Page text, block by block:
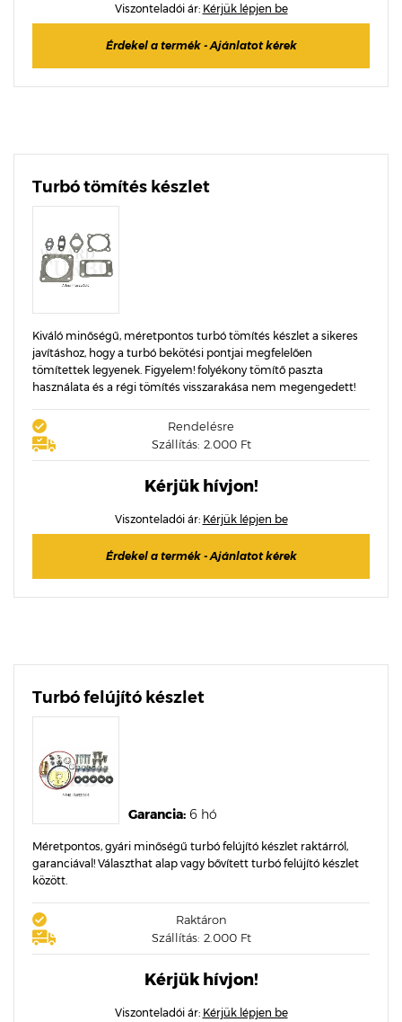
Viszonteladói ár: Kérjük lépjen be
Érdekel a termék - Ajánlatot kérek
Turbó tömítés készlet
Kiváló minőségű, méretpontos turbó tömítés készlet a sikeres
javításhoz, hogy a turbó bekötési pontjai megfelelően
tömítettek legyenek. Figyelem! folyékony tömítő paszta
használata és a régi tömítés visszarakása nem megengedett!
Rendelésre
Szállítás: 2.000 Ft
Kérjük hívjon!
Viszonteladói ár: Kérjük lépjen be
Érdekel a termék - Ajánlatot kérek
Turbó felújító készlet
Garancia: 6 hó
Méretpontos, gyári minőségű turbó felújító készlet raktárról,
garanciával! Választhat alap vagy bővített turbó felújító készlet
között.
Raktáron
Szállítás: 2.000 Ft
Kérjük hívjon!
Viszonteladói ár: Kérjük lépjen be